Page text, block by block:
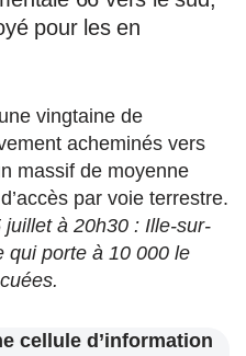
pour les en
vingtaine de
acheminés vers
massif de moyenne
par voie terrestre.
à 20h30 : Ille-sur-
qui porte à 10 000 le
cellule d’information